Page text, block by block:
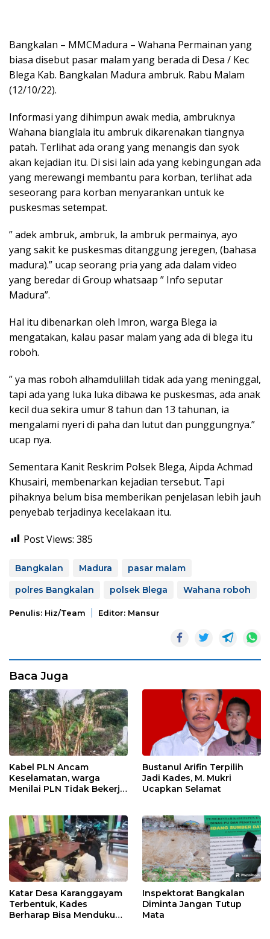
Bangkalan – MMCMadura – Wahana Permainan yang
biasa disebut pasar malam yang berada di Desa / Kec
Blega Kab. Bangkalan Madura ambruk. Rabu Malam
(12/10/22).
Informasi yang dihimpun awak media, ambruknya
Wahana bianglala itu ambruk dikarenakan tiangnya
patah. Terlihat ada orang yang menangis dan syok
akan kejadian itu. Di sisi lain ada yang kebingungan ada
yang merewangi membantu para korban, terlihat ada
seseorang para korban menyarankan untuk ke
puskesmas setempat.
” adek ambruk, ambruk, la ambruk permainya, ayo
yang sakit ke puskesmas ditanggung jeregen, (bahasa
madura).” ucap seorang pria yang ada dalam video
yang beredar di Group whatsaap ” Info seputar
Madura”.
Hal itu dibenarkan oleh Imron, warga Blega ia
mengatakan, kalau pasar malam yang ada di blega itu
roboh.
” ya mas roboh alhamdulillah tidak ada yang meninggal,
tapi ada yang luka luka dibawa ke puskesmas, ada anak
kecil dua sekira umur 8 tahun dan 13 tahunan, ia
mengalami nyeri di paha dan lutut dan punggungnya.”
ucap nya.
Sementara Kanit Reskrim Polsek Blega, Aipda Achmad
Khusairi, membenarkan kejadian tersebut. Tapi
pihaknya belum bisa memberikan penjelasan lebih jauh
penyebab terjadinya kecelakaan itu.
Post Views: 385
Bangkalan Madura
pasar malam
polres Bangkalan
polsek Blega Wahana roboh
Penulis: Hiz/team Editor: Mansur
Baca Juga
Kabel PLN Ancam
Keselamatan, warga
Menilai PLN Tidak Bekerja
Bustanul Arifin Terpilih
Jadi Kades, M. Mukri
Ucapkan Selamat
Katar Desa Karanggayam
Terbentuk, Kades
Berharap Bisa Mendukung
Inspektorat Bangkalan
Diminta Jangan Tutup
Mata